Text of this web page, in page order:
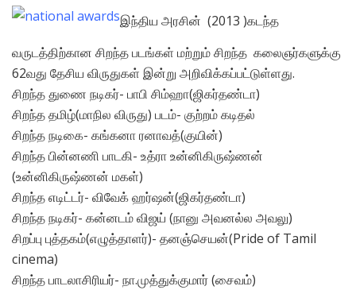
இந்திய அரசின் (2013 )கடந்த
வருடத்திற்கான சிறந்த படங்கள் மற்றும் சிறந்த கலைஞர்களுக்கு
62வது தேசிய விருதுகள் இன்று அறிவிக்கப்பட்டுள்ளது.
சிறந்த துணை நடிகர்- பாபி சிம்ஹா(ஜிகர்தண்டா)
சிறந்த தமிழ்(மாநில விருது) படம்- குற்றம் கடிதல்
சிறந்த நடிகை- கங்கனா ரனாவத்(குயின்)
சிறந்த பின்னணி பாடகி- உத்ரா உன்னிகிருஷ்ணன்
(உன்னிகிருஷ்ணன் மகள்)
சிறந்த எடிட்டர்- விவேக் ஹர்ஷன்(ஜிகர்தண்டா)
சிறந்த நடிகர்- கன்னடம் விஜய் (நானு அவனல்ல அவலு)
சிறப்பு புத்தகம்(எழுத்தாளர்)- தனஞ்செயன்(Pride of Tamil
cinema)
சிறந்த பாடலாசிரியர்- நா.முத்துக்குமார் (சைவம்)